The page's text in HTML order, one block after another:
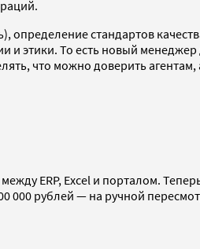
определение стандартов
и этики. То есть новый
что можно доверить агентам,
ERP, Excel и порталом.
рублей — на ручной